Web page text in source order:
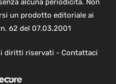
alcuna periodicità. Non
un prodotto editoriale ai
62 del 07.03.2001
diritti riservati - Contattaci